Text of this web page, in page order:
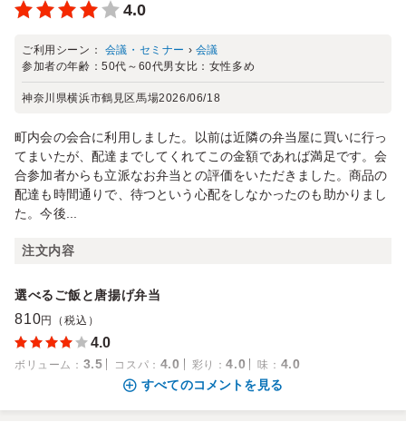
4.0
ご利用シーン： 会議・セミナー › 会議
参加者の年齢：50代～60代男女比： 女性多め
神奈川県横浜市鶴見区馬場2026/06/18
町内会の会合に利用しました。以前は近隣の弁当屋に買いに行っ
てまいたが、配達までしてくれてこの金額であれば満足です。会
合参加者からも立派なお弁当との評価をいただきました。商品の
配達も時間通りで、待つという心配をしなかったのも助かりまし
た。今後...
注文内容
選べるご飯と唐揚げ弁当
810円（税込）
4.0
ボリューム ： 3.5 コスパ ： 4.0 彩り ：4.0 味 ： 4.0
すべてのコメントを見る